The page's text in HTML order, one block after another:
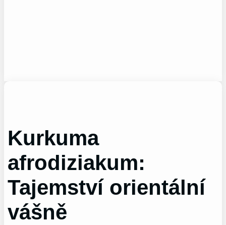
Kurkuma
afrodiziakum:
Tajemství orientální
vášně